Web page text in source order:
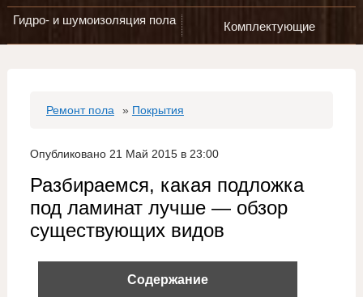
Гидро- и шумоизоляция пола Комплектующие
Ремонт пола » Покрытия
Опубликовано 21 Май 2015 в 23:00
Разбираемся, какая подложка
под ламинат лучше — обзор
существующих видов
Содержание